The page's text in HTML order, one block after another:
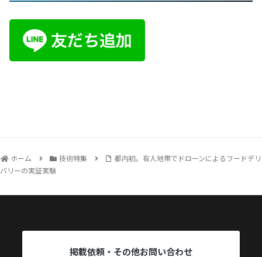
ホーム 技術特集
都内初。有人地帯でドローンによるフードデリ
バリーの実証実験
掲載依頼・その他お問い合わせ